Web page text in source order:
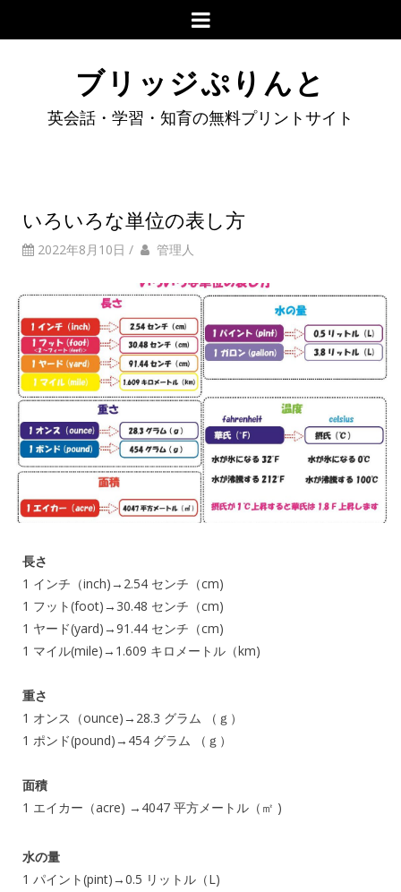
ブリッジぷりんと
英会話・学習・知育の無料プリントサイト
いろいろな単位の表し方
2022年8月10日 / 管理人
長さ
1 インチ（inch)→2.54 センチ（cm)
1 フット(foot)→30.48 センチ（cm)
1 ヤード(yard)→91.44 センチ（cm)
1 マイル(mile)→1.609 キロメートル（km)
重さ
1 オンス（ounce)→28.3 グラム （ｇ）
1 ポンド(pound)→454 グラム （ｇ）
面積
1 エイカー（acre) →4047 平方メートル（㎡ )
水の量
1 パイント(pint)→0.5 リットル（L)